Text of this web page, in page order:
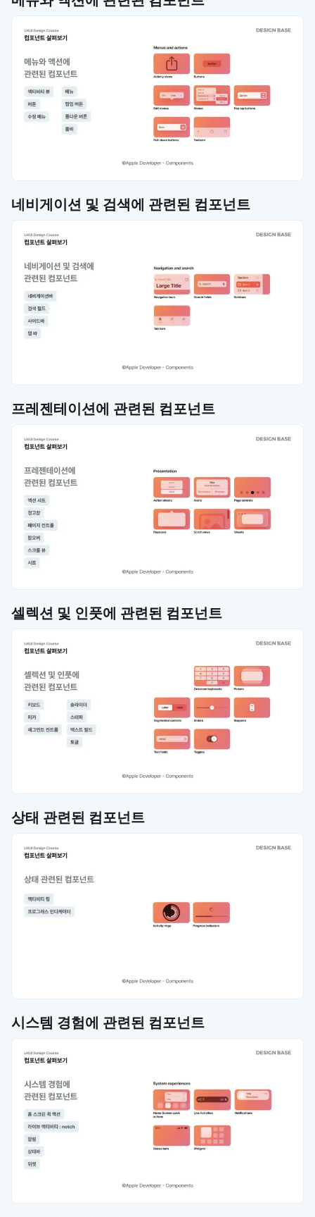
네비게이션 및 검색에 관련된 컴포넌트
프레젠테이션에 관련된 컴포넌트
셀렉션 및 인풋에 관련된 컴포넌트
상태 관련된 컴포넌트
시스템 경험에 관련된 컴포넌트